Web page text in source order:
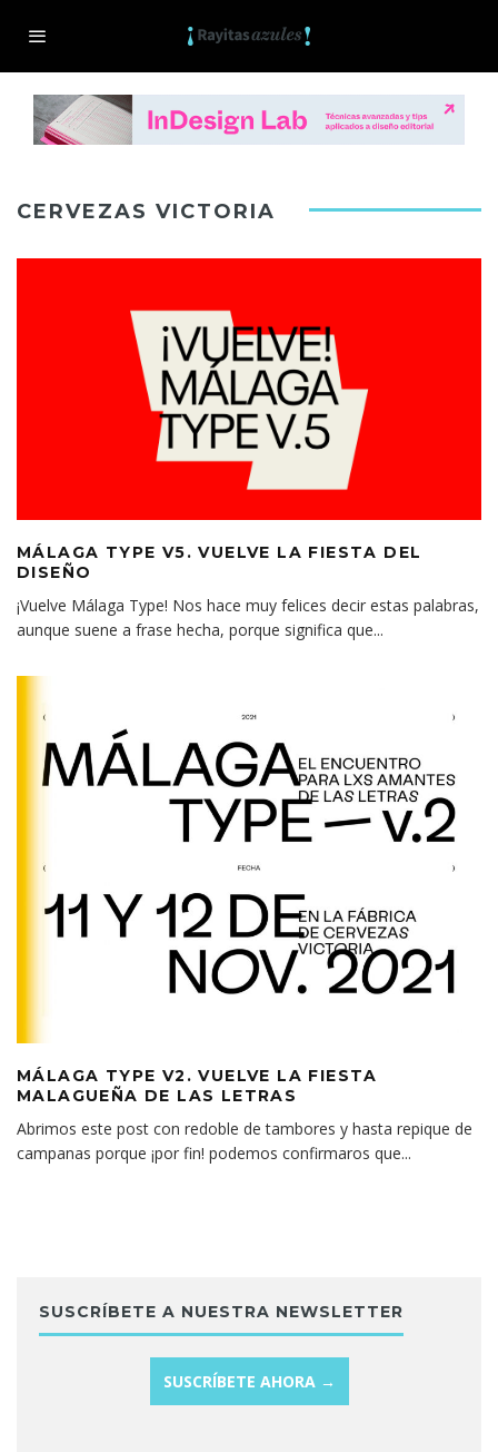
CERVEZAS VICTORIA
MÁLAGA TYPE V5. VUELVE LA FIESTA DEL
DISEÑO
¡Vuelve Málaga Type! Nos hace muy felices decir estas palabras,
aunque suene a frase hecha, porque significa que...
MÁLAGA TYPE V2. VUELVE LA FIESTA
MALAGUEÑA DE LAS LETRAS
Abrimos este post con redoble de tambores y hasta repique de
campanas porque ¡por fin! podemos confirmaros que...
SUSCRÍBETE A NUESTRA NEWSLETTER
SUSCRÍBETE AHORA →